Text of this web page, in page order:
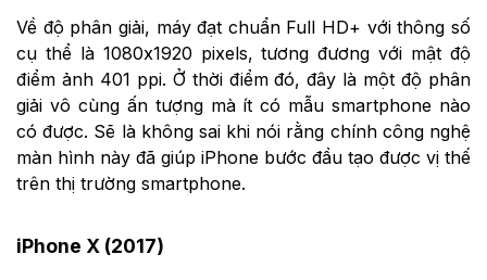
Về độ phân giải, máy đạt chuẩn Full HD+ với thông số
cụ thể là 1080x1920 pixels, tương đương với mật độ
điểm ảnh 401 ppi. Ở thời điểm đó, đây là một độ phân
giải vô cùng ấn tượng mà ít có mẫu smartphone nào
có được. Sẽ là không sai khi nói rằng chính công nghệ
màn hình này đã giúp iPhone bước đầu tạo được vị thế
trên thị trường smartphone.
iPhone X (2017)